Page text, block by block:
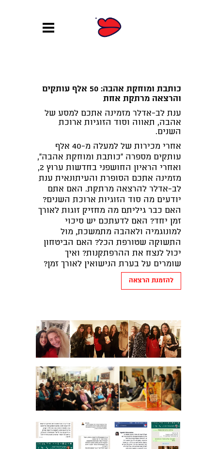
כותבת ומוחקת אהבה: 50 אלף עותקים
והרצאה מרתקת אחת
ענת לב-אדלר מזמינה אתכם למסע של
אהבה, תאווה וסוד הזוגיות ארוכת
השנים.
אחרי מכירות של למעלה מ-40 אלף
עותקים מספרה ״כותבת ומוחקת אהבה״,
ואחרי הראיון החושפני בחדשות ערוץ 2,
מזמינה אתכם הסופרת והעיתונאית ענת
לב-אדלר להרצאה מרתקת. האם אתם
יודעים מה סוד הזוגיות ארוכת השנים?
האם כבר גיליתם מה מחזיק זוגות לאורך
זמן יחד? האם לדעתכם יש סיכוי
למונוגמיה ולאהבה מתמשכת, מול
התשוקה שטורפת הכל? האם הביטחון
יכול לנצח את ההרפתקנות? ואיך
שומרים על בערת הנישואין לאורך זמן?
להזמנת הרצאה